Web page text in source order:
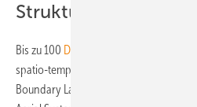
Strukturen
Bis zu 100 Drohnen
spatio-temporal Structures of
Boundary Layer with In-Situ